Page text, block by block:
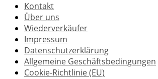
Kontakt
Über uns
Wiederverkäufer
Impressum
Datenschutzerklärung
Allgemeine Geschäftsbedingungen
Cookie-Richtlinie (EU)